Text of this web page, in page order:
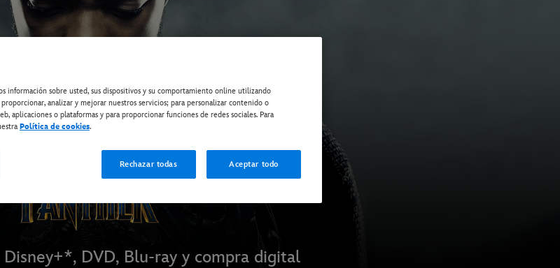
Disney+*, DVD, Blu-ray y compra digital
información sobre usted, sus dispositivos y su comportamiento online utilizando
analizar y mejorar nuestros servicios; para personalizar contenido o
aplicaciones o plataformas y para proporcionar funciones de redes sociales. Para
Política de cookies.
Rechazar todas Aceptar todo